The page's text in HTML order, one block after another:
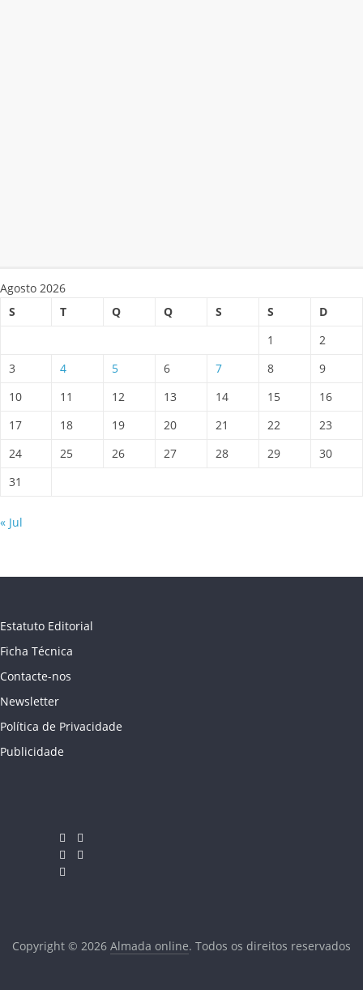
Agosto 2026
S
T Q Q S S
D
1
2
3
4 5 6 7 8
9
10
11 12 13 14 15
16
17
18 19 20 21 22
23
24
25 26 27 28 29
30
31
« Jul
Estatuto Editorial
Ficha Técnica
Contacte-nos
Newsletter
Política de Privacidade
Publicidade
Copyright © 2026 Almada online. Todos os direitos reservados